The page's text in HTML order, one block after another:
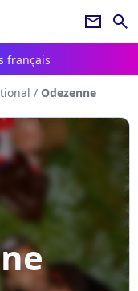
newsletter search
français
/ Odezenne